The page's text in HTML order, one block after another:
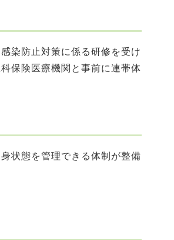
染防止対策に係る研修を受け
保険医療機関と事前に連帯体
状態を管理できる体制が整備